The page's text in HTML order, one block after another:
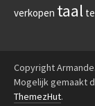
verkopen taal
Copyright
Mogelijk gemaakt
ThemezHut.